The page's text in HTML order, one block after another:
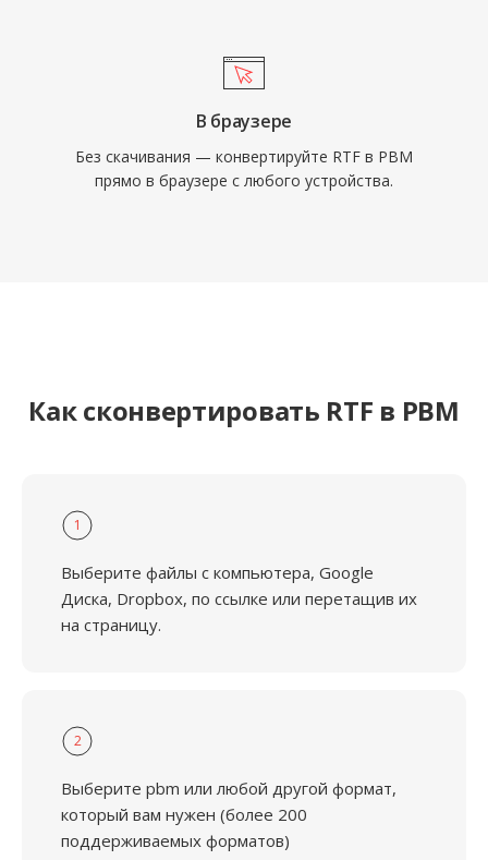
В браузере
Без скачивания — конвертируйте RTF в PBM
прямо в браузере с любого устройства.
Как сконвертировать RTF в PBM
1
Выберите файлы с компьютера, Google
Диска, Dropbox, по ссылке или перетащив их
на страницу.
2
Выберите pbm или любой другой формат,
который вам нужен (более 200
поддерживаемых форматов)